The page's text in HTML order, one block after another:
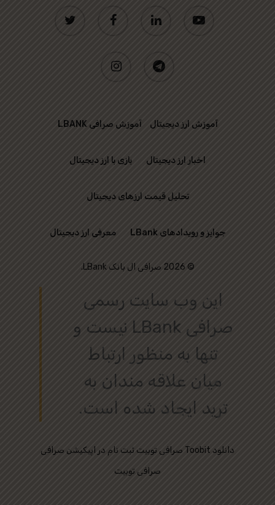
facebook linkedin
instagram telegram
آموزش ارز دیجیتال آموزش صرافی LBANK
اخبار ارز دیجیتال بازی با ارز دیجیتال
تحلیل قیمت ارزهای دیجیتال
جوایز و رویدادهای LBank معرفی ارز دیجیتال
© 2026 صرافی ال بانک LBank.
این وب‌ سایت رسمی
صرافی LBank نیست و
تنها به منظور ارتباط
میان علاقه‌ مندان به
ترید ایجاد شده است.
صرافی توبیت ثبت نام در اپیکیشن صرافی Toobit دانلود
صرافی توبیت